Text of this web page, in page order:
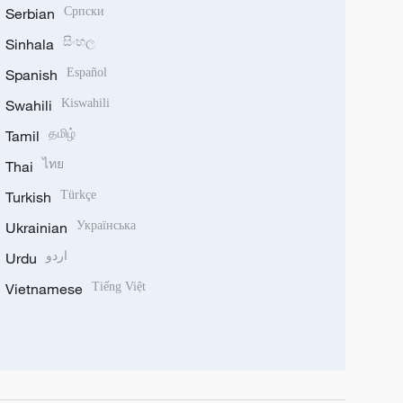
Serbian Српски
Sinhala සිංහල
Spanish Español
Swahili Kiswahili
Tamil தமிழ்
Thai ไทย
Turkish Türkçe
Ukrainian Українська
Urdu اردو
Vietnamese Tiếng Việt